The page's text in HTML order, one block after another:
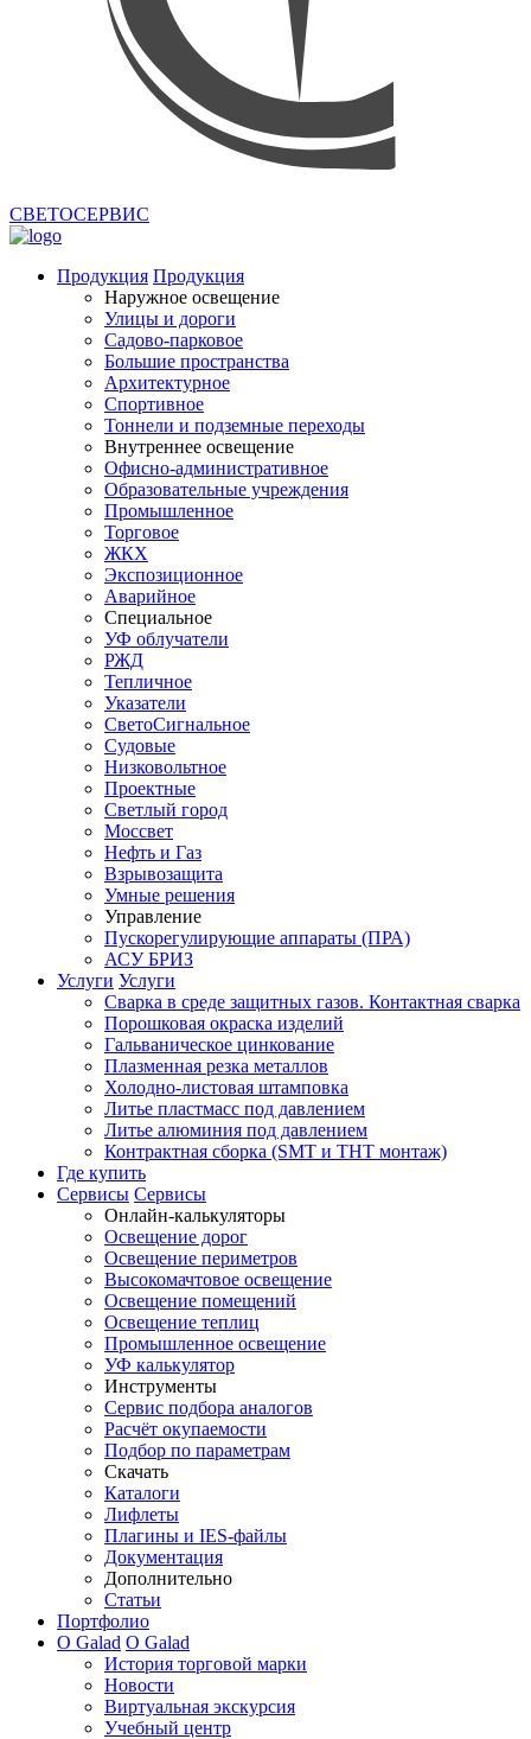
СВЕТОСЕРВИС
Продукция Продукция
Наружное освещение
Улицы и дороги
Садово-парковое
Большие пространства
Архитектурное
Спортивное
Тоннели и подземные переходы
Внутреннее освещение
Офисно-административное
Образовательные учреждения
Промышленное
Торговое
ЖКХ
Экспозиционное
Аварийное
Специальное
УФ облучатели
РЖД
Тепличное
Указатели
СветоСигнальное
Судовые
Низковольтное
Проектные
Светлый город
Моссвет
Нефть и Газ
Взрывозащита
Умные решения
Управление
Пускорегулирующие аппараты (ПРА)
АСУ БРИЗ
Услуги Услуги
Сварка в среде защитных газов. Контактная сварка
Порошковая окраска изделий
Гальваническое цинкование
Плазменная резка металлов
Холодно-листовая штамповка
Литье пластмасс под давлением
Литье алюминия под давлением
Контрактная сборка (SMT и THT монтаж)
Где купить
Сервисы Сервисы
Онлайн-калькуляторы
Освещение дорог
Освещение периметров
Высокомачтовое освещение
Освещение помещений
Освещение теплиц
Промышленное освещение
УФ калькулятор
Инструменты
Сервис подбора аналогов
Расчёт окупаемости
Подбор по параметрам
Скачать
Каталоги
Лифлеты
Плагины и IES-файлы
Документация
Дополнительно
Статьи
Портфолио
О Galad О Galad
История торговой марки
Новости
Виртуальная экскурсия
Учебный центр